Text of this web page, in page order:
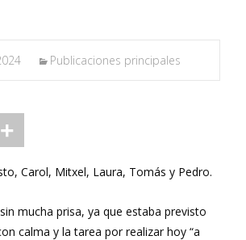
Publicaciones principales
Carol, Mitxel, Laura, Tomás y Pedro.
mucha prisa, ya que estaba previsto
calma y la tarea por realizar hoy “a